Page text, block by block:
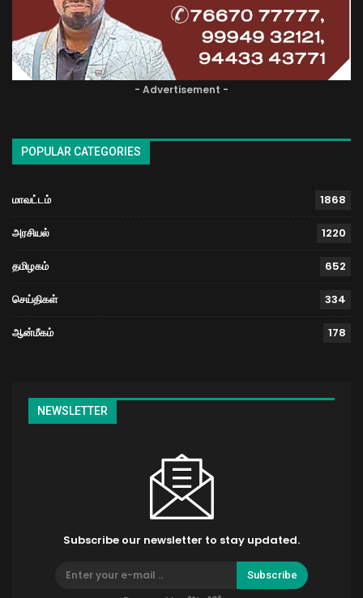
- Advertisement -
POPULAR CATEGORIES
மாவட்டம் 1868
அரசியல் 1220
தமிழகம் 652
செய்திகள் 334
ஆன்மீகம் 178
NEWSLETTER
Subscribe our newsletter to stay updated.
Subscribe